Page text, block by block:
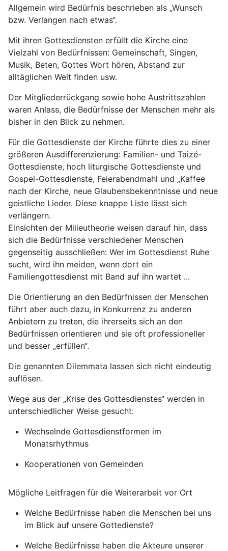
Allgemein wird Bedürfnis beschrieben als „Wunsch
bzw. Verlangen nach etwas“.
Mit ihren Gottesdiensten erfüllt die Kirche eine
Vielzahl von Bedürfnissen: Gemeinschaft, Singen,
Musik, Beten, Gottes Wort hören, Abstand zur
alltäglichen Welt finden usw.
Der Mitgliederrückgang sowie hohe Austrittszahlen
waren Anlass, die Bedürfnisse der Menschen mehr als
bisher in den Blick zu nehmen.
Für die Gottesdienste der Kirche führte dies zu einer
größeren Ausdifferenzierung: Familien- und Taizé-
Gottesdienste, hoch liturgische Gottesdienste und
Gospel-Gottesdienste, Feierabendmahl und „Kaffee
nach der Kirche, neue Glaubensbekenntnisse und neue
geistliche Lieder. Diese knappe Liste lässt sich
verlängern.
Einsichten der Milieutheorie weisen darauf hin, dass
sich die Bedürfnisse verschiedener Menschen
gegenseitig ausschließen: Wer im Gottesdienst Ruhe
sucht, wird ihn meiden, wenn dort ein
Familiengottesdienst mit Band auf ihn wartet ...
Die Orientierung an den Bedürfnissen der Menschen
führt aber auch dazu, in Konkurrenz zu anderen
Anbietern zu treten, die ihrerseits sich an den
Bedürfnissen orientieren und sie oft professioneller
und besser „erfüllen“.
Die genannten Dilemmata lassen sich nicht eindeutig
auflösen.
Wege aus der „Krise des Gottesdienstes“ werden in
unterschiedlicher Weise gesucht:
Wechselnde Gottesdienstformen im
Monatsrhythmus
Kooperationen von Gemeinden
Mögliche Leitfragen für die Weiterarbeit vor Ort
Welche Bedürfnisse haben die Menschen bei uns
im Blick auf unsere Gottedienste?
Welche Bedürfnisse haben die Akteure unserer